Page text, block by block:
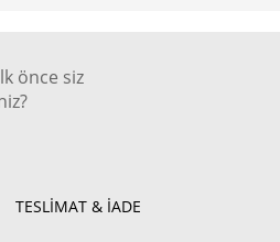
önce siz
TESLİMAT & İADE